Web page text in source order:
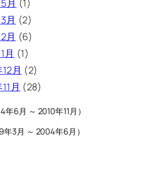
月 (1)
月 (2)
月 (6)
月 (1)
月 (2)
月 (28)
年6月 ～ 2010年11月）
年3月 ～ 2004年6月）